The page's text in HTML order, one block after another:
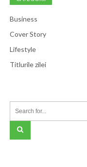
Business
Cover Story
Lifestyle
Titlurile zilei